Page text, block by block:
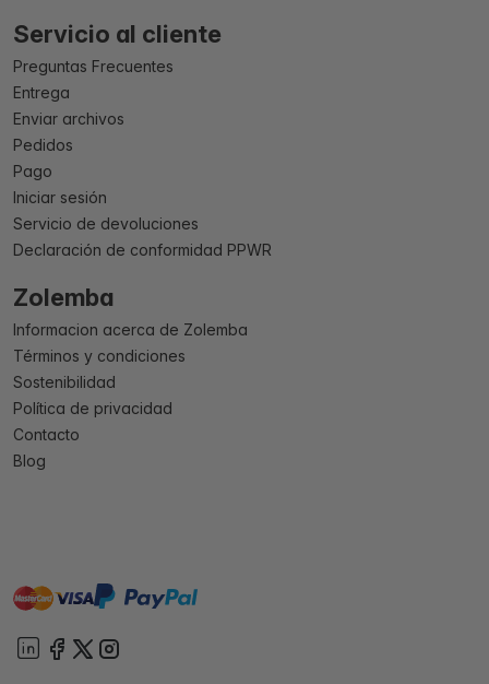
Servicio al cliente
Preguntas Frecuentes
Entrega
Enviar archivos
Pedidos
Pago
Iniciar sesión
Servicio de devoluciones
Declaración de conformidad PPWR
Zolemba
Informacion acerca de Zolemba
Términos y condiciones
Sostenibilidad
Política de privacidad
Contacto
Blog
mastervisa paypal